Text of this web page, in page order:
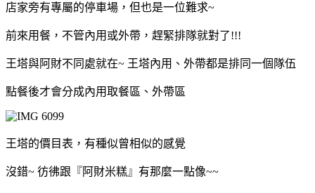
店家旁有專屬的停車場，但也是一位難求~
前來用餐，不管內用或外帶，趕緊排隊就對了!!!
王塔與阿財不同處就在~ 王塔內用、外帶都是排同一個隊伍
點餐後才會分成內用取餐區、外帶區
王塔的價目表，有種似曾相似的感覺
沒錯~ 彷彿跟『阿財米糕』有那麼一點像~~